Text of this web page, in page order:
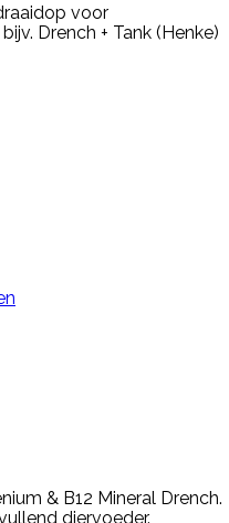
voor
Drench + Tank (Henke)
& B12 Mineral Drench.
diervoeder.